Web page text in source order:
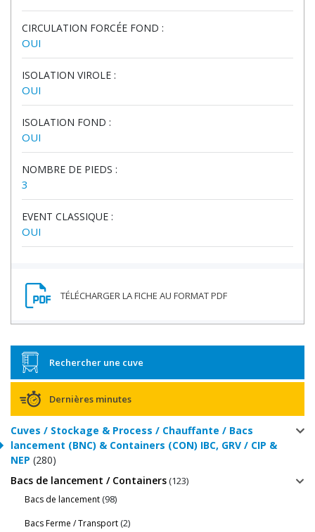
Rechercher une cuve
Dernières minutes
Cuves / Stockage & Process / Chauffante / Bacs
lancement (BNC) & Containers (CON) IBC, GRV / CIP &
NEP (280)
Bacs de lancement / Containers(123)
Bacs de lancement(98)
Bacs Ferme / Transport(2)
CIRCULATION FORCÉE FOND :
OUI
ISOLATION VIROLE :
OUI
ISOLATION FOND :
OUI
NOMBRE DE PIEDS :
3
EVENT CLASSIQUE :
OUI